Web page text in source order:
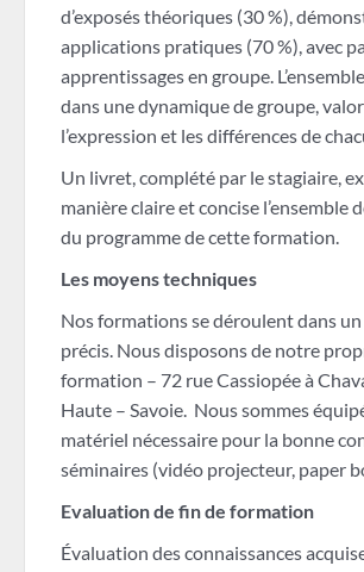
d’exposés théoriques (30 %),
applications pratiques (70 %), avec
apprentissages en groupe.
dans une dynamique de groupe,
l’expression et les différences de
Un livret, complété par le stagiaire,
manière claire et concise l’ensemble
du programme de cette formation.
Les moyens techniques
Nos formations se déroulent dans
précis. Nous disposons de notre
formation – 72 rue Cassiopée à
Haute – Savoie. Nous sommes
matériel nécessaire pour la bonne
séminaires (vidéo projecteur, paper
Evaluation de fin de formation
Évaluation des connaissances